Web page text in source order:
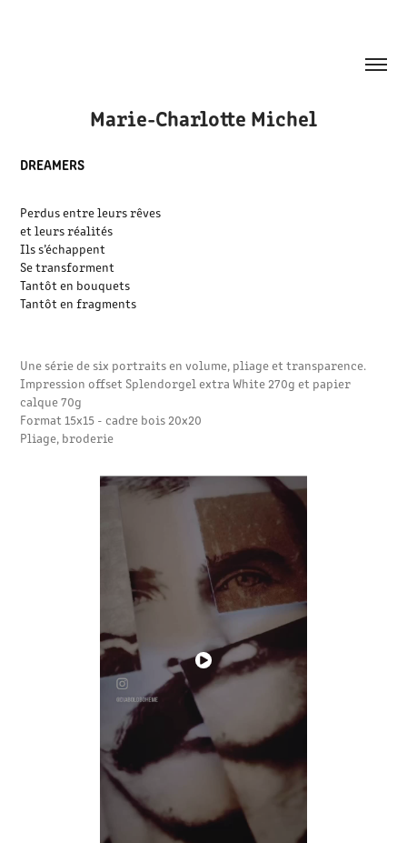
Marie-Charlotte Michel
DREAMERS
Perdus entre leurs rêves
et leurs réalités
Ils s’échappent
Se transforment
Tantôt en bouquets
Tantôt en fragments
Une série de six portraits en volume, pliage et transparence.
Impression offset Splendorgel extra White 270g et papier
calque 70g
Format 15x15 - cadre bois 20x20
Pliage, broderie